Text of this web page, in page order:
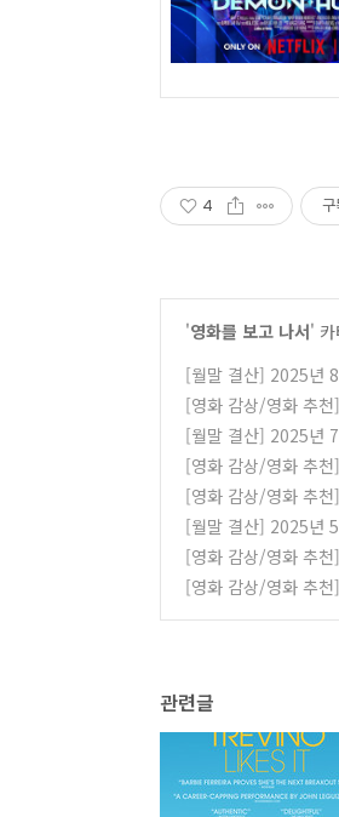
4 구
'영화를 보고 나서' 카
[월말 결산] 2025년
[영화 감상/영화 추
[월말 결산] 2025년
[영화 감상/영화 추
[영화 감상/영화 추
[월말 결산] 2025년
[영화 감상/영화 추
[영화 감상/영화 추
관련글